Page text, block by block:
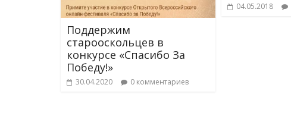
Поддержим
старооскольцев в
конкурсе «Спасибо За
Победу!»
30.04.2020 0 комментариев
04.05.2018